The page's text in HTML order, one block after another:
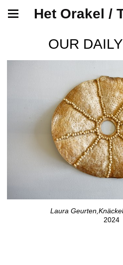
Het Orakel /
OUR
Laura
2024